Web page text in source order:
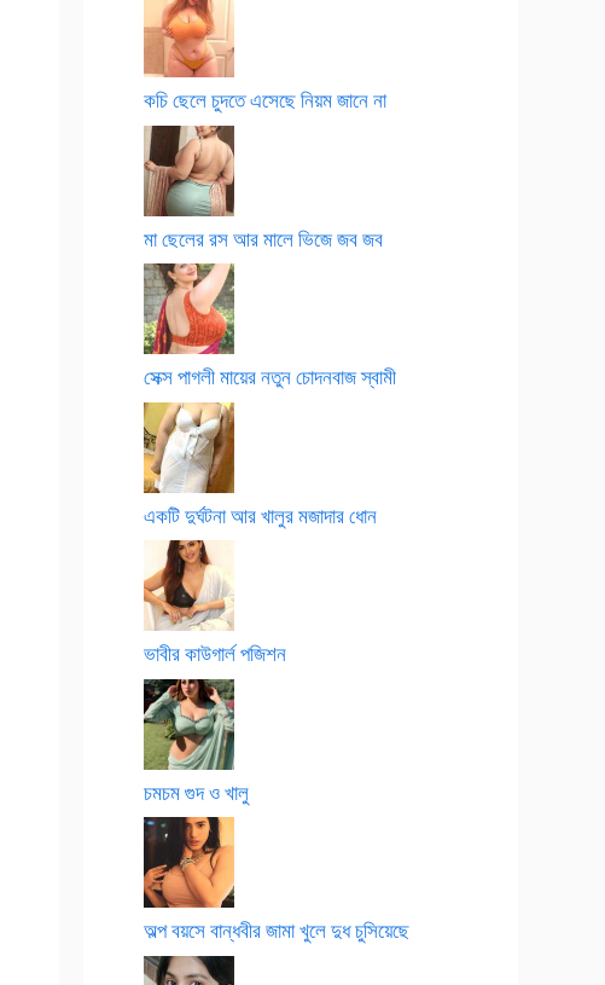
কচি ছেলে চুদতে এসেছে নিয়ম জানে না
মা ছেলের রস আর মালে ভিজে জব জব
সেক্স পাগলী মায়ের নতুন চোদনবাজ স্বামী
একটি দুর্ঘটনা আর খালুর মজাদার ধোন
ভাবীর কাউগার্ল পজিশন
চমচম গুদ ও খালু
অল্প বয়সে বান্ধবীর জামা খুলে দুধ চুসিয়েছে